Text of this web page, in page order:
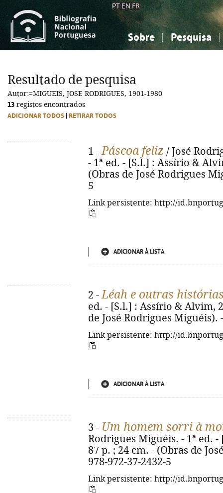
PT EN FR
Sobre Pesquisa
Ciências sociais...
Ciências sociais...
Resultado de pesquisa
Autor:=MIGUEIS, JOSE RODRIGUES, 1901-1980
13 registos encontrados
ADICIONAR TODOS RETIRAR TODOS
1 -Páscoa feliz / José
- 1ª ed. - [S.l.] : Assírio &
(Obras de José Rodrigues
5
Link persistente: http://
ADICIONAR À LISTA
2 -Léah e outras
ed. - [S.l.] : Assírio & Alvim,
de José Rodrigues Miguéis).
Link persistente: http://
ADICIONAR À LISTA
3 - Um homem sorri à
Rodrigues Miguéis. - 1ª ed.
87 p. ; 24 cm. - (Obras de
978-972-37-2432-5
Link persistente: http://